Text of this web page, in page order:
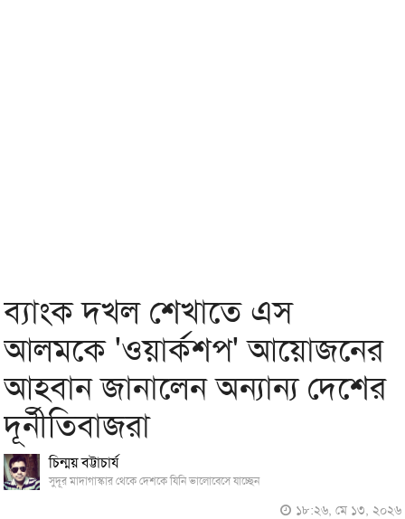
ব্যাংক দখল শেখাতে এস
আলমকে 'ওয়ার্কশপ' আয়োজনের
আহবান জানালেন অন্যান্য দেশের
দূর্নীতিবাজরা
চিন্ময় বট্টাচার্য
সুদূর মাদাগাস্কার থেকে দেশকে যিনি ভালোবেসে যাচ্ছেন
১৮:২৬, মে ১৩, ২০২৬